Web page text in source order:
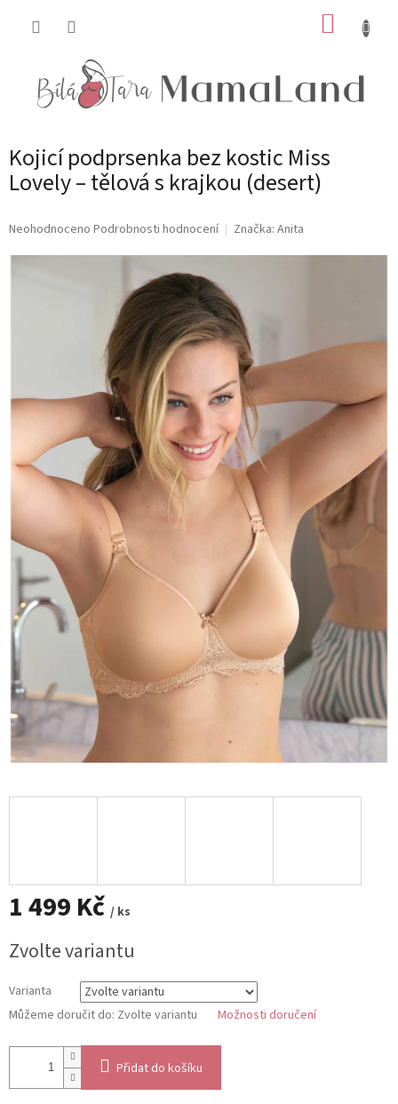
Kojicí podprsenka bez kostic Miss
Lovely – tělová s krajkou (desert)
Průměrné
Neohodnoceno Podrobnosti hodnocení Značka: Anita
1 499 Kč / ks
cena:
Zvolte variantu
Varianta
Můžeme doručit do: Zvolte variantu Možnosti doručení
Přidat do košíku